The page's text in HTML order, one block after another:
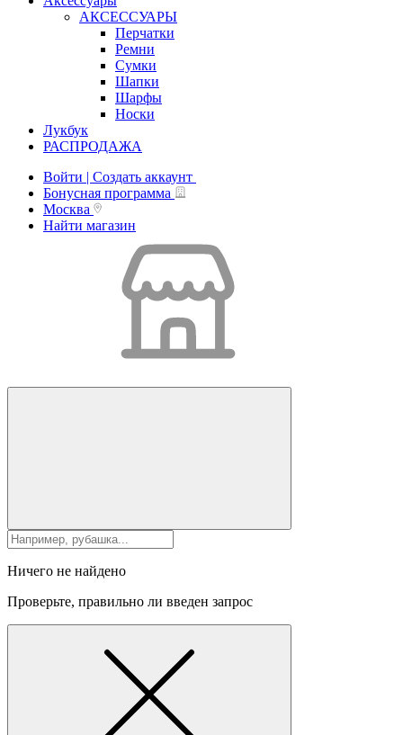
АКСЕССУАРЫ
Перчатки
Ремни
Сумки
Шапки
Шарфы
Носки
Лукбук
РАСПРОДАЖА
Войти | Создать аккаунт
Бонусная программа
Москва
Найти магазин
Ничего не найдено
Проверьте, правильно ли введен запрос